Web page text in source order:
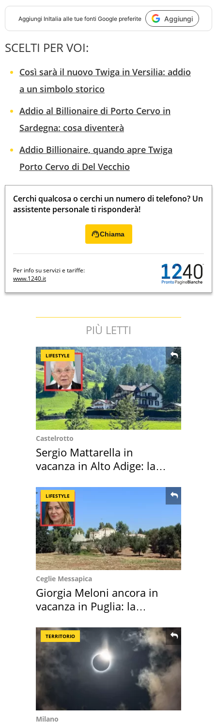
Aggiungi InItalia alle tue fonti Google preferite Aggiungi
SCELTI PER VOI:
Così sarà il nuovo Twiga in Versilia: addio
a un simbolo storico
Addio al Billionaire di Porto Cervo in
Sardegna: cosa diventerà
Addio Billionaire, quando apre Twiga
Porto Cervo di Del Vecchio
Cerchi qualcosa o cerchi un numero di telefono? Un
assistente personale ti risponderà!
Chiama
Per info su servizi e tariffe:
www.1240.it
PIÙ LETTI
LIFESTYLE
Castelrotto
Sergio Mattarella in
vacanza in Alto Adige: la
LIFESTYLE
Ceglie Messapica
Giorgia Meloni ancora in
vacanza in Puglia: la
TERRITORIO
Milano